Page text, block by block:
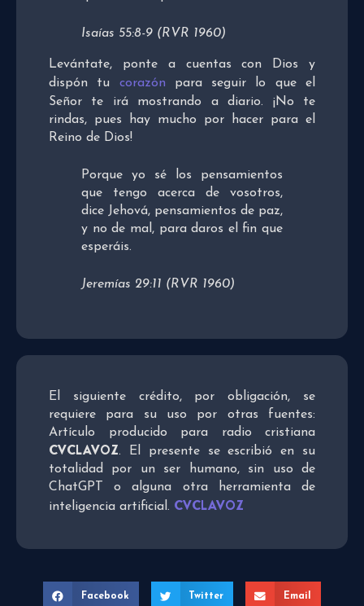
Isaías 55:8-9 (RVR 1960)
Levántate, ponte a cuentas con Dios y
dispón tu corazón para seguir lo que el
Señor te irá mostrando a diario. ¡No te
rindas, pues hay mucho por hacer para el
Reino de Dios!
Porque yo sé los pensamientos
que tengo acerca de vosotros,
dice Jehová, pensamientos de paz,
y no de mal, para daros el fin que
esperáis.
Jeremías 29:11 (RVR 1960)
El siguiente crédito, por obligación, se
requiere para su uso por otras fuentes:
Artículo producido para radio cristiana
CVCLAVOZ. El presente se escribió en su
totalidad por un ser humano, sin uso de
ChatGPT o alguna otra herramienta de
inteligencia artificial. CVCLAVOZ
Facebook Twitter Email